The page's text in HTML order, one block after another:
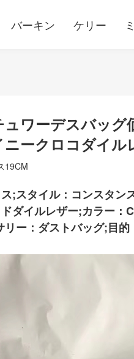
バーキン ケリー
ワーデスバッグ
ークロコダイ
19CM
;スタイル：コンスタ
ダイルレザー;カラー
ー：ダストバッグ;目